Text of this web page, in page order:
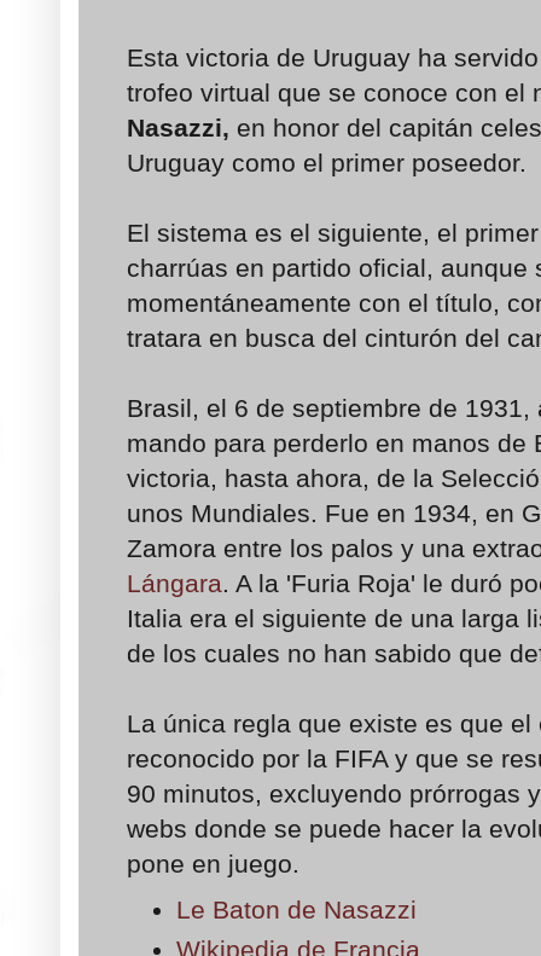
Esta victoria de Uruguay ha
trofeo virtual que se conoce con el
Nasazzi, en honor del capitán
Uruguay como el primer poseedor.
El sistema es el siguiente, el
charrúas en partido oficial, aunque
momentáneamente con el título,
tratara en busca del cinturón del
Brasil, el 6 de septiembre de 1931,
mando para perderlo en manos de
victoria, hasta ahora, de la
unos Mundiales. Fue en 1934, en
Zamora entre los palos y una
Lángara. A la 'Furia Roja' le duró
Italia era el siguiente de una larga
de los cuales no han sabido que
La única regla que existe es que el
reconocido por la FIFA y que se
90 minutos, excluyendo prórrogas
webs donde se puede hacer la
pone en juego.
Le Baton de Nasazzi
Wikipedia de Francia